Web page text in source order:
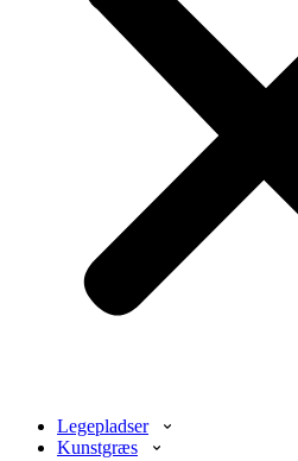
Legepladser
Kunstgræs